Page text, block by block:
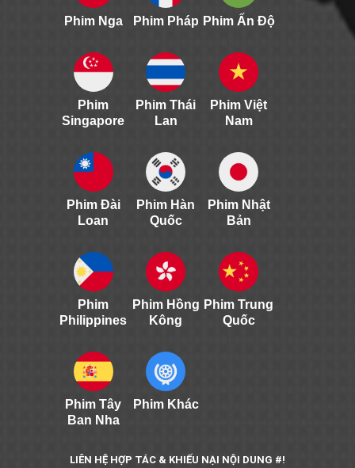
Phim Nga Phim Pháp Phim Ấn Độ
Phim
Singapore
Phim Thái
Lan
Phim Việt
Nam
Phim Đài
Loan
Phim Hàn
Quốc
Phim Nhật
Bản
Phim
Philippines
Phim Hồng
Kông
Phim Trung
Quốc
Phim Tây
Ban Nha
Phim Khác
LIÊN HỆ HỢP TÁC & KHIẾU NẠI NỘI DUNG #!